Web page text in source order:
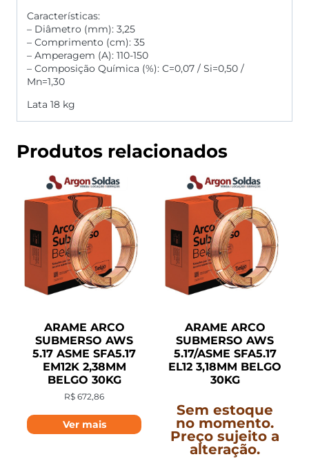
Características:
– Diâmetro (mm): 3,25
– Comprimento (cm): 35
– Amperagem (A): 110-150
– Composição Química (%): C=0,07 / Si=0,50 /
Mn=1,30
Lata 18 kg
Produtos relacionados
ARAME ARCO
SUBMERSO AWS
5.17 ASME SFA5.17
EM12K 2,38MM
BELGO 30KG
R$ 672,86
Ver mais
ARAME ARCO
SUBMERSO AWS
5.17/ASME SFA5.17
EL12 3,18MM BELGO
30KG
Sem estoque
no momento.
Preço sujeito a
alteração.